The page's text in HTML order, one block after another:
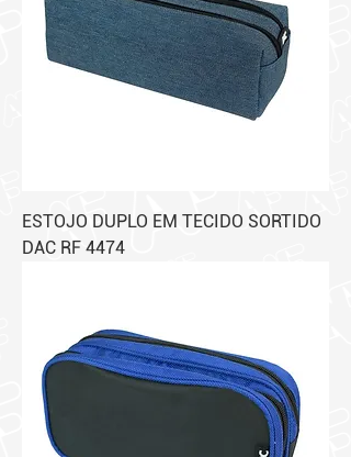
ESTOJO DUPLO EM TECIDO SORTIDO
DAC RF 4474